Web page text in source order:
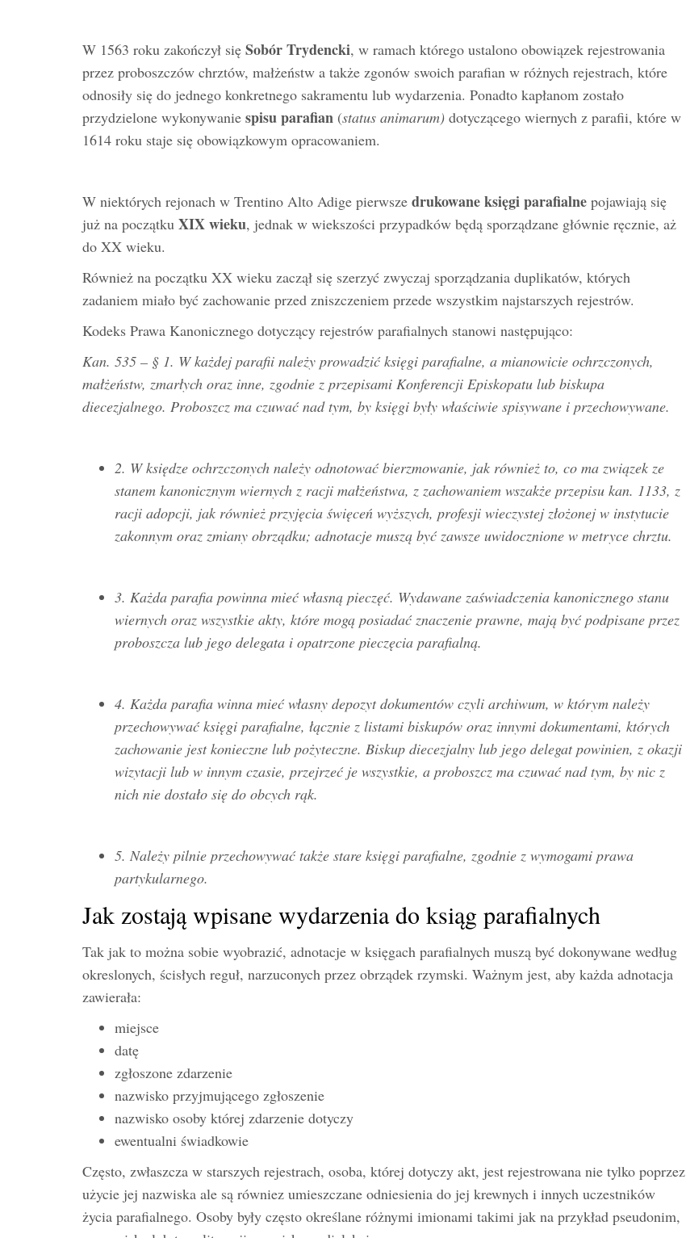
W 1563 roku zakończył się Sobór Trydencki, w ramach którego ustalono obowiązek rejestrowania
przez proboszczów chrztów, małżeństw a także zgonów swoich parafian w różnych rejestrach, które
odnosiły się do jednego konkretnego sakramentu lub wydarzenia. Ponadto kapłanom zostało
przydzielone wykonywanie spisu parafian (status animarum) dotyczącego wiernych z parafii, które w
1614 roku staje się obowiązkowym opracowaniem.
W niektórych rejonach w Trentino Alto Adige pierwsze drukowane księgi parafialne pojawiają się
już na początku XIX wieku, jednak w wiekszości przypadków będą sporządzane głównie ręcznie, aż
do XX wieku.
Również na początku XX wieku zaczął się szerzyć zwyczaj sporządzania duplikatów, których
zadaniem miało być zachowanie przed zniszczeniem przede wszystkim najstarszych rejestrów.
Kodeks Prawa Kanonicznego dotyczący rejestrów parafialnych stanowi następująco:
Kan. 535 – § 1. W każdej parafii należy prowadzić księgi parafialne, a mianowicie ochrzczonych,
małżeństw, zmarłych oraz inne, zgodnie z przepisami Konferencji Episkopatu lub biskupa
diecezjalnego. Proboszcz ma czuwać nad tym, by księgi były właściwie spisywane i przechowywane.
2. W księdze ochrzczonych należy odnotować bierzmowanie, jak również to, co ma związek ze
stanem kanonicznym wiernych z racji małżeństwa, z zachowaniem wszakże przepisu kan. 1133, z
racji adopcji, jak również przyjęcia święceń wyższych, profesji wieczystej złożonej w instytucie
zakonnym oraz zmiany obrządku; adnotacje muszą być zawsze uwidocznione w metryce chrztu.
3. Każda parafia powinna mieć własną pieczęć. Wydawane zaświadczenia kanonicznego stanu
wiernych oraz wszystkie akty, które mogą posiadać znaczenie prawne, mają być podpisane przez
proboszcza lub jego delegata i opatrzone pieczęcia parafialną.
4. Każda parafia winna mieć własny depozyt dokumentów czyli archiwum, w którym należy
przechowywać księgi parafialne, łącznie z listami biskupów oraz innymi dokumentami, których
zachowanie jest konieczne lub pożyteczne. Biskup diecezjalny lub jego delegat powinien, z okazji
wizytacji lub w innym czasie, przejrzeć je wszystkie, a proboszcz ma czuwać nad tym, by nic z
nich nie dostało się do obcych rąk.
5. Należy pilnie przechowywać także stare księgi parafialne, zgodnie z wymogami prawa
partykularnego.
Jak zostają wpisane wydarzenia do ksiąg parafialnych
Tak jak to można sobie wyobrazić, adnotacje w księgach parafialnych muszą być dokonywane według
okreslonych, ścisłych reguł, narzuconych przez obrządek rzymski. Ważnym jest, aby każda adnotacja
zawierała:
miejsce
datę
zgłoszone zdarzenie
nazwisko przyjmującego zgłoszenie
nazwisko osoby której zdarzenie dotyczy
ewentualni świadkowie
Często, zwłaszcza w starszych rejestrach, osoba, której dotyczy akt, jest rejestrowana nie tylko poprzez
użycie jej nazwiska ale są równiez umieszczane odniesienia do jej krewnych i innych uczestników
życia parafialnego. Osoby były często określane różnymi imionami takimi jak na przykład pseudonim,